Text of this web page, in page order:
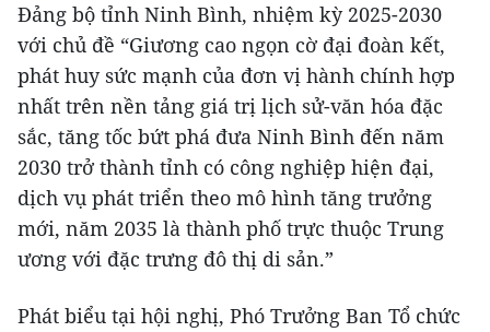
Đảng bộ tỉnh Ninh Bình, nhiệm kỳ 2025-2030
với chủ đề “Giương cao ngọn cờ đại đoàn kết,
phát huy sức mạnh của đơn vị hành chính hợp
nhất trên nền tảng giá trị lịch sử-văn hóa đặc
sắc, tăng tốc bứt phá đưa Ninh Bình đến năm
2030 trở thành tỉnh có công nghiệp hiện đại,
dịch vụ phát triển theo mô hình tăng trưởng
mới, năm 2035 là thành phố trực thuộc Trung
ương với đặc trưng đô thị di sản.”
Phát biểu tại hội nghị, Phó Trưởng Ban Tổ chức